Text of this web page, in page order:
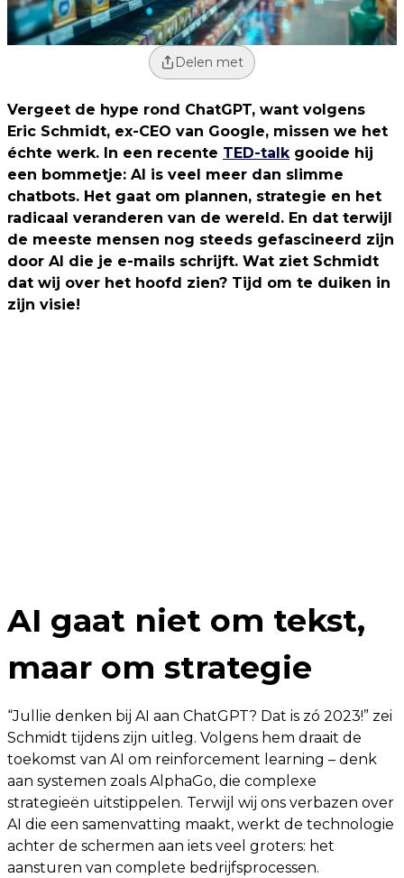
Delen met
Vergeet de hype rond ChatGPT, want volgens
Eric Schmidt, ex-CEO van Google, missen we het
échte werk. In een recente TED-talkgooide hij
een bommetje: AI is veel meer dan slimme
chatbots. Het gaat om plannen, strategie en het
radicaal veranderen van de wereld. En dat terwijl
de meeste mensen nog steeds gefascineerd zijn
door AI die je e-mails schrijft. Wat ziet Schmidt
dat wij over het hoofd zien? Tijd om te duiken in
zijn visie!
AI gaat niet om tekst,
maar om strategie
“Jullie denken bij AI aan ChatGPT? Dat is zó 2023!” zei
Schmidt tijdens zijn uitleg. Volgens hem draait de
toekomst van AI om reinforcement learning – denk
aan systemen zoals AlphaGo, die complexe
strategieën uitstippelen. Terwijl wij ons verbazen over
AI die een samenvatting maakt, werkt de technologie
achter de schermen aan iets veel groters: het
aansturen van complete bedrijfsprocessen.